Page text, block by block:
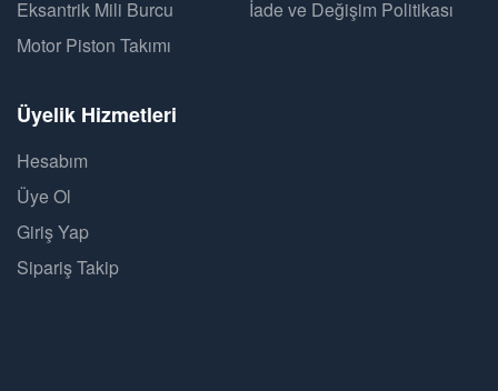
Eksantrik Mili Burcu
Motor Piston Takımı
İade ve Değişim Politikası
Üyelik Hizmetleri
Hesabım
Üye Ol
Giriş Yap
Sipariş Takip